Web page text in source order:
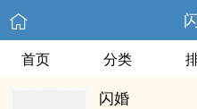
首页 分类
闪婚